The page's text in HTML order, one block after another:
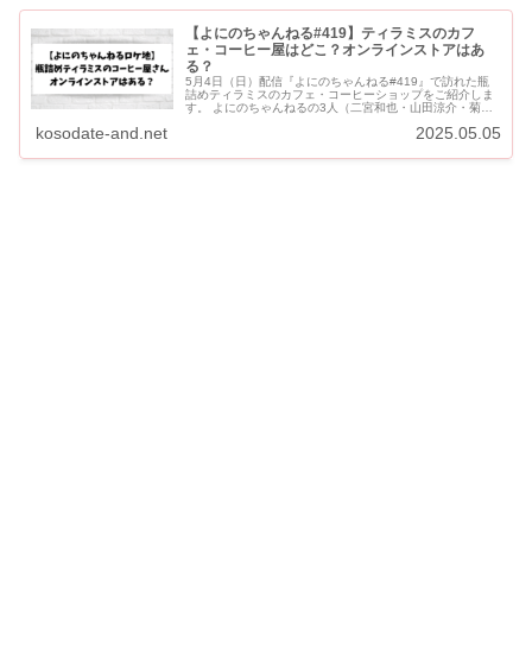
【よにのちゃんねる#419】ティラミスのカフ
ェ・コーヒー屋はどこ？オンラインストアはあ
る？
5月4日（日）配信『よにのちゃんねる#419』で訪れた瓶
詰めティラミスのカフェ・コーヒーショップをご紹介しま
す。 よにのちゃんねるの3人（二宮和也・山田涼介・菊池
kosodate-and.net 2025.05.05